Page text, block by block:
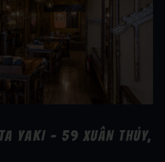
YAKI - 59 XUÂN THỦY,